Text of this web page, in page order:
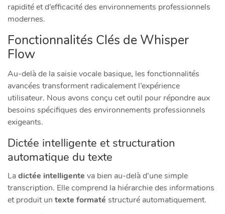
rapidité et d’efficacité des environnements professionnels
modernes.
Fonctionnalités Clés de Whisper
Flow
Au-delà de la saisie vocale basique, les fonctionnalités
avancées transforment radicalement l’expérience
utilisateur. Nous avons conçu cet outil pour répondre aux
besoins spécifiques des environnements professionnels
exigeants.
Dictée intelligente et structuration
automatique du texte
Ladictée intelligente va bien au-delà d’une simple
transcription. Elle comprend la hiérarchie des informations
et produit un texte formaté structuré automatiquement.